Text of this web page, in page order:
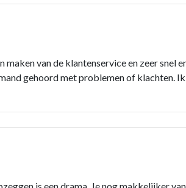
van de klantenservice en zeer snel
gehoord met problemen of klachten.
is een drama. Je nog makkelijker